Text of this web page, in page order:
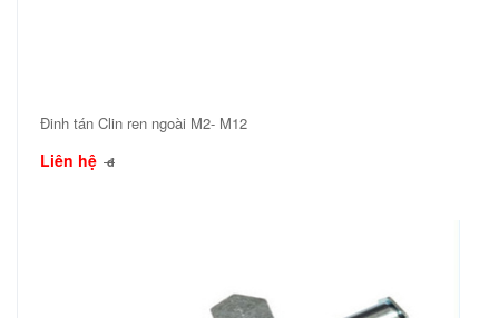
Đinh tán Clin ren ngoài M2- M12
Liên hệ đ